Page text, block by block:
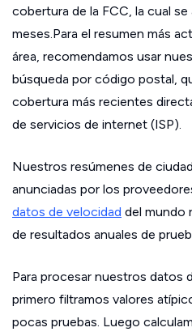
cobertura de la FCC, la cual se
meses.Para el resumen más
área, recomendamos usar
búsqueda por código postal,
cobertura más recientes
de servicios de internet (ISP).
Nuestros resúmenes de
anunciadas por los
datos de velocidad del mundo
de resultados anuales de
Para procesar nuestros datos
primero filtramos valores
pocas pruebas. Luego